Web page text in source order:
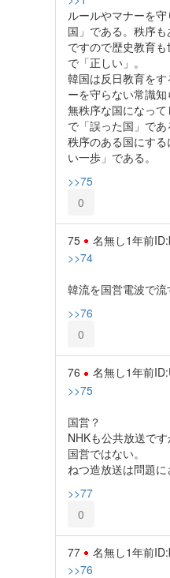
ルールやマナーを
国」である。秩序も
ですので歴史教育
で「正しい」。
韓国は反日教育を
ーを守らない常識
無秩序な国になって
で「誤った国」であ
秩序のある国にす
い一歩」である。
>>75
0
75 名無し1年前
>>74
韓流を国営電波で流
>>76
0
76 名無し1年前
>>75
国営？
NHKも公共放送です
国営ではない。
ねつ造放送は問題に
>>77
0
77 名無し1年前
>>76